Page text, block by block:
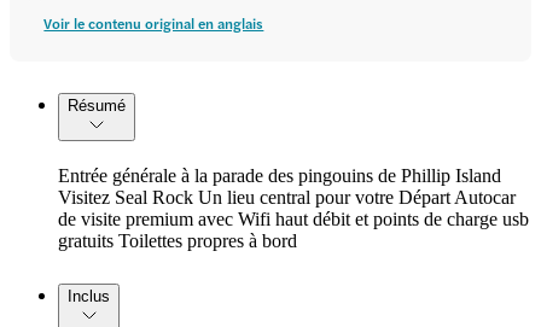
Voir le contenu original en anglais
Résumé
Entrée générale à la parade des pingouins de Phillip Island
Visitez Seal Rock Un lieu central pour votre Départ Autocar
de visite premium avec Wifi haut débit et points de charge usb
gratuits Toilettes propres à bord
Inclus